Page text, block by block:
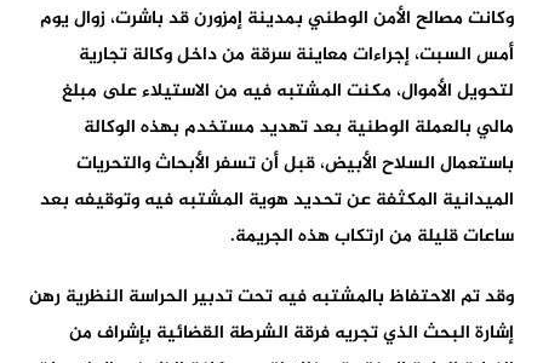
وكانت مصالح الأمن الوطني بمدينة إمزورن قد باشرت، زوال يوم
أمس السبت، إجراءات معاينة سرقة من داخل وكالة تجارية
لتحويل الأموال، مكنت المشتبه فيه من الاستيلاء على مبلغ
مالي بالعملة الوطنية بعد تهديد مستخدم بهذه الوكالة
باستعمال السلاح الأبيض، قبل أن تسفر الأبحاث والتحريات
الميدانية المكثفة عن تحديد هوية المشتبه فيه وتوقيفه بعد
ساعات قليلة من ارتكاب هذه الجريمة.
وقد تم الاحتفاظ بالمشتبه فيه تحت تدبير الحراسة النظرية رهن
إشارة البحث الذي تجريه فرقة الشرطة القضائية بإشراف من